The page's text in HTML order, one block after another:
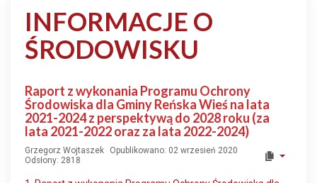
INFORMACJE O
ŚRODOWISKU
Raport z wykonania Programu Ochrony
Środowiska dla Gminy Reńska Wieś na lata
2021-2024 z perspektywą do 2028 roku (za
lata 2021-2022 oraz za lata 2022-2024)
Grzegorz Wojtaszek
Opublikowano: 02 wrzesień 2020
Odsłony: 2818